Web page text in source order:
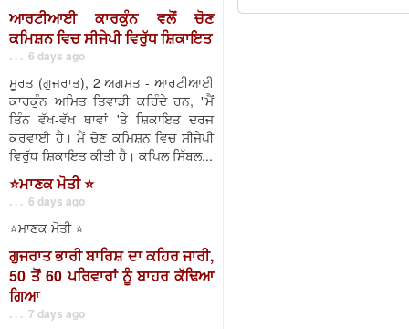
ਆਰਟੀਆਈ ਕਾਰਕੁੰਨ ਵਲੋਂ ਚੋਣ
ਕਮਿਸ਼ਨ ਵਿਚ ਸੀਜੇਪੀ ਵਿਰੁੱਧ ਸ਼ਿਕਾਇਤ
. . . 6 days ago
ਸੂਰਤ (ਗੁਜਰਾਤ), 2 ਅਗਸਤ - ਆਰਟੀਆਈ
ਕਾਰਕੁੰਨ ਅਮਿਤ ਤਿਵਾੜੀ ਕਹਿੰਦੇ ਹਨ, "ਮੈਂ
ਤਿੰਨ ਵੱਖ-ਵੱਖ ਥਾਵਾਂ 'ਤੇ ਸ਼ਿਕਾਇਤ ਦਰਜ
ਕਰਵਾਈ ਹੈ। ਮੈਂ ਚੋਣ ਕਮਿਸ਼ਨ ਵਿਚ ਸੀਜੇਪੀ
ਵਿਰੁੱਧ ਸ਼ਿਕਾਇਤ ਕੀਤੀ ਹੈ। ਕਪਿਲ ਸਿੱਬਲ...
⭐️ਮਾਣਕ ਮੋਤੀ ⭐️
. . . 6 days ago
⭐️ਮਾਣਕ ਮੋਤੀ ⭐️
ਗੁਜਰਾਤ ਭਾਰੀ ਬਾਰਿਸ਼ ਦਾ ਕਹਿਰ ਜਾਰੀ,
50 ਤੋਂ 60 ਪਰਿਵਾਰਾਂ ਨੂੰ ਬਾਹਰ ਕੱਢਿਆ
ਗਿਆ
. . . 7 days ago